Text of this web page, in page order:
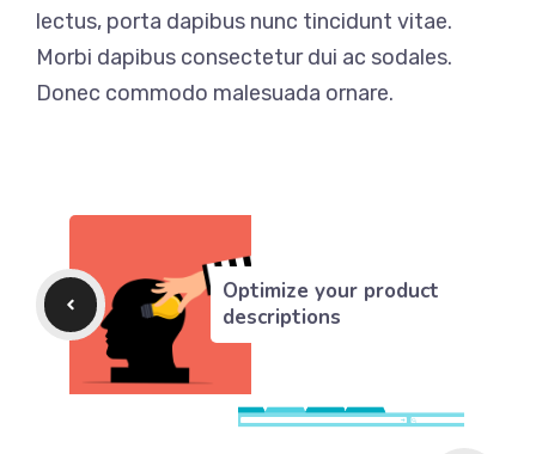
lectus, porta dapibus nunc tincidunt vitae.
Morbi dapibus consectetur dui ac sodales.
Donec commodo malesuada ornare.
Optimize your product
descriptions